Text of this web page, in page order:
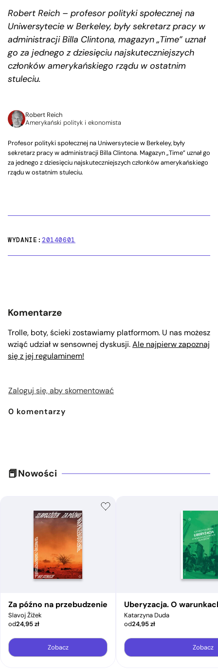
Robert Reich – profesor polityki społecznej na
Uniwersytecie w Berkeley, były sekretarz pracy w
administracji Billa Clintona, magazyn „Time” uznał
go za jednego z dziesięciu najskuteczniejszych
członków amerykańskiego rządu w ostatnim
stuleciu.
Robert Reich
Amerykański polityk i ekonomista
Profesor polityki społecznej na Uniwersytecie w Berkeley, były
sekretarz pracy w administracji Billa Clintona. Magazyn „Time” uznał go
za jednego z dziesięciu najskuteczniejszych członków amerykańskiego
rządu w ostatnim stuleciu.
WYDANIE:20140601
Komentarze
Trolle, boty, ścieki zostawiamy platformom. U nas możesz
wziąć udział w sensownej dyskusji.Ale najpierw zapoznaj
się z jej regulaminem!
Zaloguj się, aby skomentować
0 komentarzy
Nowości
Za późno na przebudzenie
Slavoj Žižek
od24,95zł
Zobacz
Uberyzacja. O
Katarzyna Duda
od24,95zł
Zobacz